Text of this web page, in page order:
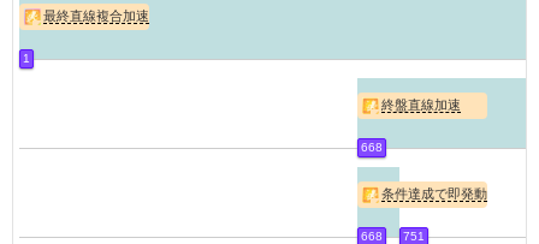
1
最終直線複合加速
668
終盤直線加速
668
条件達成で即発動
751